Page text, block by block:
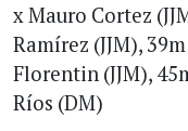
x Mauro Cortez
Ramírez (JJM),
Florentin (JJM),
Ríos (DM)